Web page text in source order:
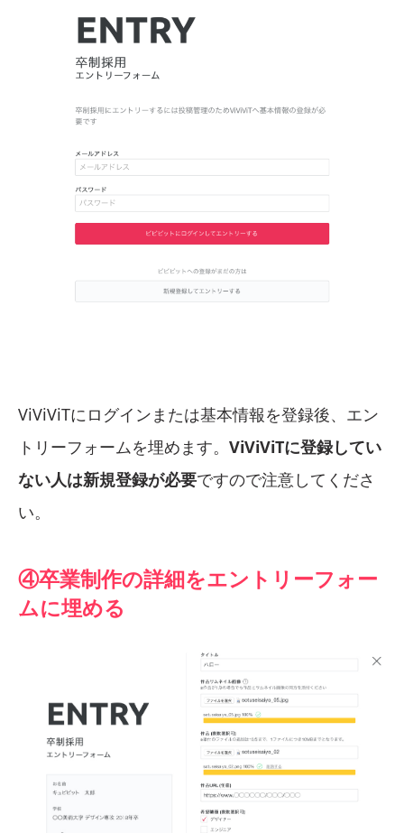
ViViViTにログインまたは基本情報を登録後、エン
トリーフォームを埋めます。 ViViViTに登録してい
ない人は新規登録が必要ですので注意してくださ
い。
④卒業制作の詳細をエントリーフォー
ムに埋める